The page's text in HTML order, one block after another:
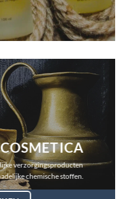
verzorgingsproducten
chemische stoffen.